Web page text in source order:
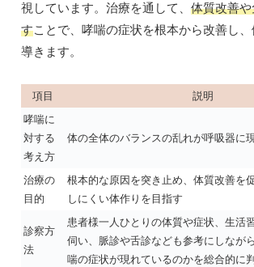
視しています。治療を通して、 体質改善
すことで、哮喘の症状を根本から改善し
導きます。
項目
説明
哮喘に
対する
考え方
体の全体のバランスの乱れが呼吸器に
治療の
目的
根本的な原因を突き止め、体質改善を
しにくい体作りを目指す
診察方
法
患者様一人ひとりの体質や症状、生活
伺い、脈診や舌診なども参考にしなが
喘の症状が現れているのかを総合的に